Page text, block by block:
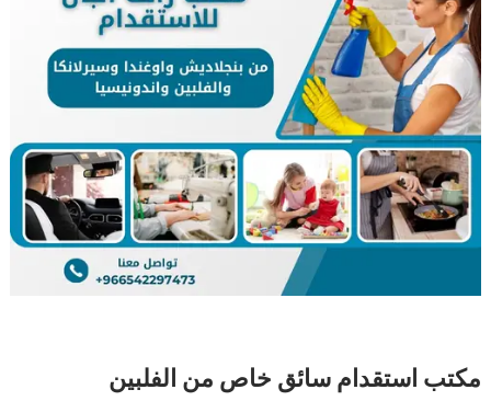
مكتب استقدام سائق خاص من الفلبين